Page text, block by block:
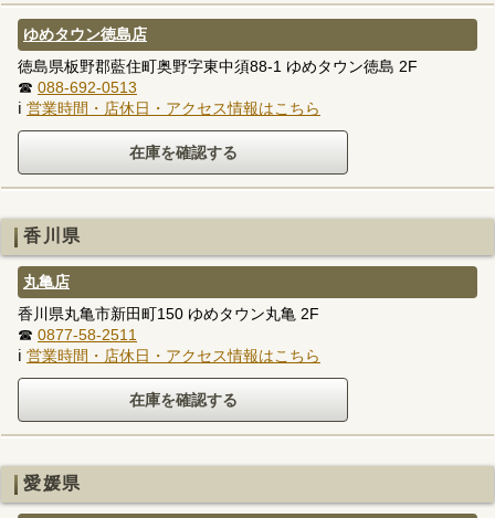
ゆめタウン徳島店
徳島県板野郡藍住町奥野字東中須88-1 ゆめタウン徳島 2F
☎ 088-692-0513
ℹ 営業時間・店休日・アクセス情報はこちら
香川県
丸亀店
香川県丸亀市新田町150 ゆめタウン丸亀 2F
☎ 0877-58-2511
ℹ 営業時間・店休日・アクセス情報はこちら
愛媛県